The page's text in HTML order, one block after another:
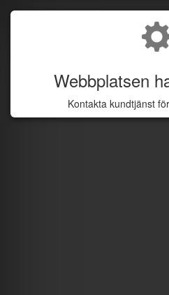
Webbplatsen
Kontakta kundtjänst